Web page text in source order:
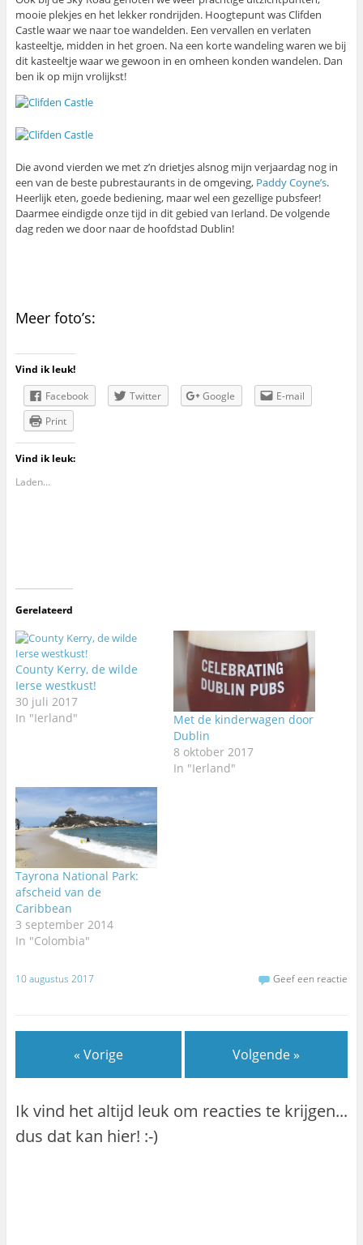
mooie plekjes en het lekker rondrijden. Hoogtepunt was Clifden
Castle waar we naar toe wandelden. Een vervallen en verlaten
kasteeltje, midden in het groen. Na een korte wandeling waren we bij
dit kasteeltje waar we gewoon in en omheen konden wandelen. Dan
ben ik op mijn vrolijkst!
Die avond vierden we met z’n drietjes alsnog mijn verjaardag nog in
een van de beste pubrestaurants in de omgeving, Paddy Coyne’s.
Heerlijk eten, goede bediening, maar wel een gezellige pubsfeer!
Daarmee eindigde onze tijd in dit gebied van Ierland. De volgende
dag reden we door naar de hoofdstad Dublin!
Meer foto’s:
Vind ik leuk!
Facebook
Twitter Google
E-mail
Print
Vind ik leuk:
Laden…
Gerelateerd
County Kerry, de wilde
Ierse westkust!
30 juli 2017
In "Ierland"
Met de kinderwagen door
Dublin
8 oktober 2017
In "Ierland"
Tayrona National Park:
afscheid van de
Caribbean
3 september 2014
In "Colombia"
10 augustus 2017 Geef een reactie
« Vorige Volgende »
Ik vind het altijd leuk om reacties te krijgen...
dus dat kan hier! :-)